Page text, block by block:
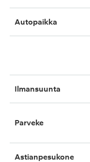
Autopaikka
ilmansuunta
parveke
astianpesukone